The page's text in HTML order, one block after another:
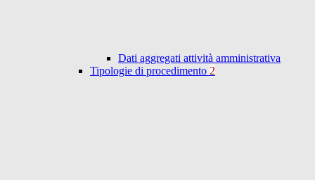
Dati aggregati attività amministrativa
Tipologie di procedimento 2